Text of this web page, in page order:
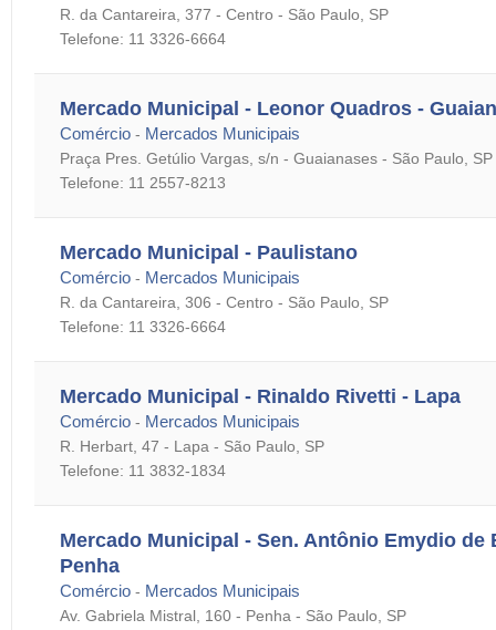
R. da Cantareira, 377 - Centro - São Paulo, SP
Telefone: 11 3326-6664
Mercado Municipal - Leonor Quadros -
Comércio - Mercados Municipais
Praça Pres. Getúlio Vargas, s/n - Guaianases - São Paulo, SP
Telefone: 11 2557-8213
Mercado Municipal - Paulistano
Comércio - Mercados Municipais
R. da Cantareira, 306 - Centro - São Paulo, SP
Telefone: 11 3326-6664
Mercado Municipal - Rinaldo Rivetti - Lapa
Comércio - Mercados Municipais
R. Herbart, 47 - Lapa - São Paulo, SP
Telefone: 11 3832-1834
Mercado Municipal - Sen. Antônio Emydio de
Penha
Comércio - Mercados Municipais
Av. Gabriela Mistral, 160 - Penha - São Paulo, SP